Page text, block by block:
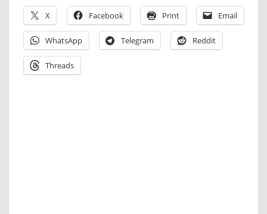
X Facebook Print Email
WhatsApp Telegram Reddit
Threads